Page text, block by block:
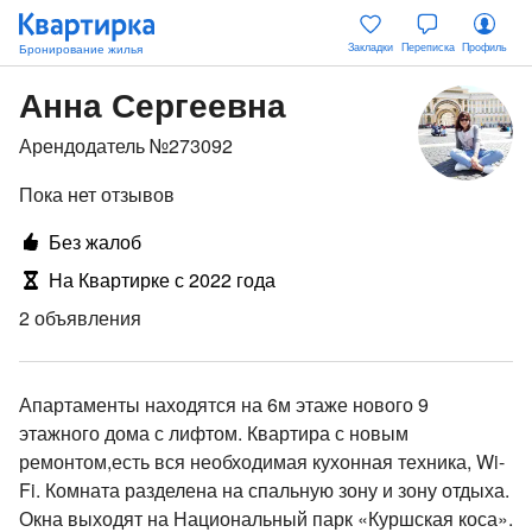
Закладки Переписка Профиль
Анна Сергеевна
Арендодатель №273092
Пока нет отзывов
Без жалоб
На Квартирке с 2022 года
2 объявления
Апартаменты находятся на 6м этаже нового 9
этажного дома с лифтом. Квартира с новым
ремонтом,есть вся необходимая кухонная техника, Wi-
Fi. Комната разделена на спальную зону и зону отдыха.
Окна выходят на Национальный парк «Куршская коса».